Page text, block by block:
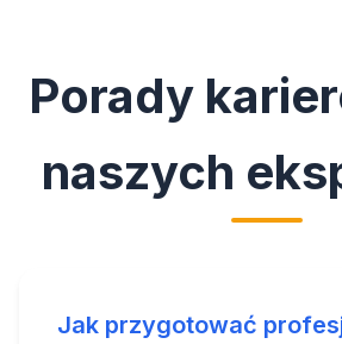
Porady
naszych
Jak przygotować